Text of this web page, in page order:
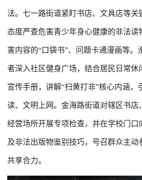
法。七一路街道紧盯书店、文具店等关
态度严查危害青少年身心健康的非法读
害内容的“口袋书”、问题卡通漫画等。
者深入社区健身广场，结合居民日常休
宣传手册，讲解“扫黄打非”核心内涵，
读、文明上网。金海路街道对辖区书店
经营场所开展专项检查，并在学校门口
及非法出版物鉴别技巧，号召群众主动
共享合力。